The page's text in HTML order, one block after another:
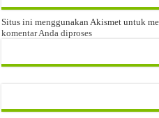
Situs ini menggunakan Akismet untuk
komentar Anda diproses